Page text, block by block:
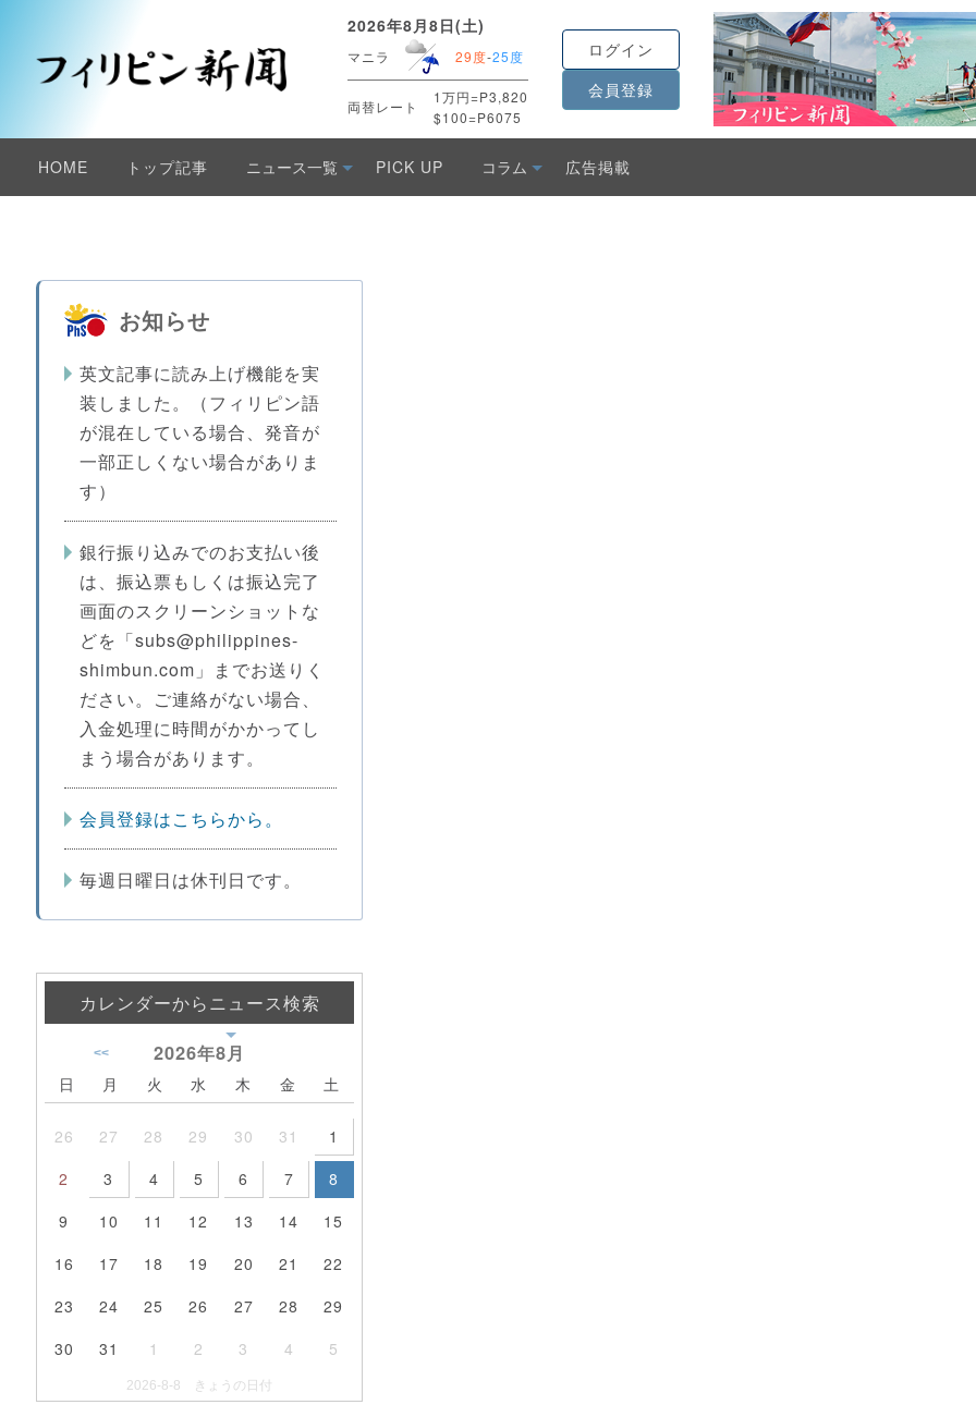
2026年8月8日(土)
マニラ 29度-25度
両替レート
1万円=P3,820
$100=P6075
ログイン
会員登録
HOME トップ記事 ニュース一覧 PICK UP コラム 広告掲載
お知らせ
英文記事に読み上げ機能を実
装しました。（フィリピン語
が混在している場合、発音が
一部正しくない場合がありま
す）
銀行振り込みでのお支払い後
は、振込票もしくは振込完了
画面のスクリーンショットな
どを「subs@philippines-
shimbun.com」までお送りく
ださい。ご連絡がない場合、
入金処理に時間がかかってし
まう場合があります。
会員登録はこちらから。
毎週日曜日は休刊日です。
カレンダーからニュース検索
2026年8月
<<
日 月 火 水 木 金 土
26 27 28 29 30 31
1
2
3 4 5 6 7
8
9
10 11 12 13 14
15
16
17 18 19 20 21
22
23
24 25 26 27 28
29
30
31 1 2 3 4 5
2026-8-8 きょうの日付